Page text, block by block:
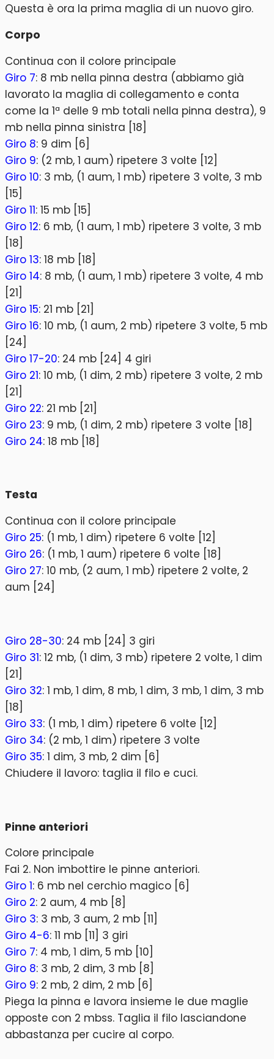
Questa è ora la prima maglia di un nuovo giro.
Corpo
Continua con il colore principale
Giro 7: 8 mb nella pinna destra (abbiamo già
lavorato la maglia di collegamento e conta
come la 1ª delle 9 mb totali nella pinna destra), 9
mb nella pinna sinistra [18]
Giro 8: 9 dim [6]
Giro 9: (2 mb, 1 aum) ripetere 3 volte [12]
Giro 10: 3 mb, (1 aum, 1 mb) ripetere 3 volte, 3 mb
[15]
Giro 11: 15 mb [15]
Giro 12: 6 mb, (1 aum, 1 mb) ripetere 3 volte, 3 mb
[18]
Giro 13: 18 mb [18]
Giro 14: 8 mb, (1 aum, 1 mb) ripetere 3 volte, 4 mb
[21]
Giro 15: 21 mb [21]
Giro 16: 10 mb, (1 aum, 2 mb) ripetere 3 volte, 5 mb
[24]
Giro 17-20: 24 mb [24] 4 giri
Giro 21: 10 mb, (1 dim, 2 mb) ripetere 3 volte, 2 mb
[21]
Giro 22: 21 mb [21]
Giro 23: 9 mb, (1 dim, 2 mb) ripetere 3 volte [18]
Giro 24: 18 mb [18]
Testa
Continua con il colore principale
Giro 25: (1 mb, 1 dim) ripetere 6 volte [12]
Giro 26: (1 mb, 1 aum) ripetere 6 volte [18]
Giro 27: 10 mb, (2 aum, 1 mb) ripetere 2 volte, 2
aum [24]
Giro 28-30: 24 mb [24] 3 giri
Giro 31: 12 mb, (1 dim, 3 mb) ripetere 2 volte, 1 dim
[21]
Giro 32: 1 mb, 1 dim, 8 mb, 1 dim, 3 mb, 1 dim, 3 mb
[18]
Giro 33: (1 mb, 1 dim) ripetere 6 volte [12]
Giro 34: (2 mb, 1 dim) ripetere 3 volte
Giro 35: 1 dim, 3 mb, 2 dim [6]
Chiudere il lavoro: taglia il filo e cuci.
Pinne anteriori
Colore principale
Fai 2. Non imbottire le pinne anteriori.
Giro 1: 6 mb nel cerchio magico [6]
Giro 2: 2 aum, 4 mb [8]
Giro 3: 3 mb, 3 aum, 2 mb [11]
Giro 4-6: 11 mb [11] 3 giri
Giro 7: 4 mb, 1 dim, 5 mb [10]
Giro 8: 3 mb, 2 dim, 3 mb [8]
Giro 9: 2 mb, 2 dim, 2 mb [6]
Piega la pinna e lavora insieme le due maglie
opposte con 2 mbss. Taglia il filo lasciandone
abbastanza per cucire al corpo.